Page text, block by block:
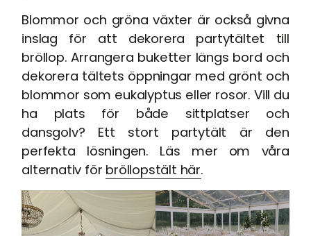
Blommor och gröna växter är också givna
inslag för att dekorera partytältet till
bröllop. Arrangera buketter längs bord och
dekorera tältets öppningar med grönt och
blommor som eukalyptus eller rosor. Vill du
ha plats för både sittplatser och
dansgolv? Ett stort partytält är den
perfekta lösningen. Läs mer om våra
alternativ för bröllopstält här.